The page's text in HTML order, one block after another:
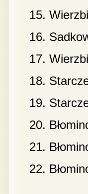
15.
16.
17.
18.
19.
20.
21.
22.